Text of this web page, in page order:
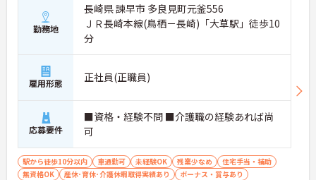
勤務地
長崎県 諫早市 多良見町元釜556
ＪＲ長崎本線(鳥栖－長崎)「大草駅」徒歩10
分
雇用形態 正社員(正職員)
応募要件
■資格・経験不問 ■介護職の経験あれば尚
可
駅から徒歩10分以内 車通勤可 未経験OK 残業少なめ
住宅手当・補助
無資格OK
産休･育休･介護休暇取得実績あり
ボーナス・賞与あり